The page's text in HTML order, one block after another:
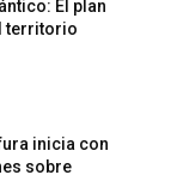
El plan
territorio
inicia con
sobre